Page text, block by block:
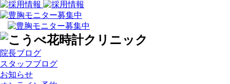
院長ブログ
スタッフブログ
お知らせ